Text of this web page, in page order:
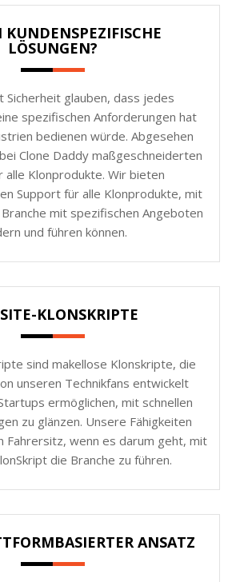
KUNDENSPEZIFISCHE
LÖSUNGEN?
Sicherheit glauben, dass jedes
spezifischen Anforderungen hat
bedienen würde. Abgesehen
Clone Daddy maßgeschneiderten
alle Klonprodukte. Wir bieten
Support für alle Klonprodukte, mit
mit spezifischen Angeboten
und führen können.
KLONSKRIPTE
sind makellose Klonskripte, die
unseren Technikfans entwickelt
ermöglichen, mit schnellen
zu glänzen. Unsere Fähigkeiten
Fahrersitz, wenn es darum geht, mit
die Branche zu führen.
ANSATZ